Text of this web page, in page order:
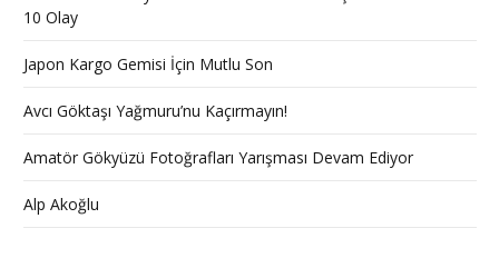
10 Olay
Japon Kargo Gemisi İçin Mutlu Son
Avcı Göktaşı Yağmuru’nu Kaçırmayın!
Amatör Gökyüzü Fotoğrafları Yarışması Devam Ediyor
Alp Akoğlu